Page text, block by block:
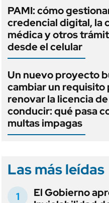
PAMI: cómo
credencial digital, la
médica y otros
desde el celular
Un nuevo proyecto
cambiar un requisito
renovar la licencia de
conducir: qué pasa
multas impagas
Las más leídas
El Gobierno